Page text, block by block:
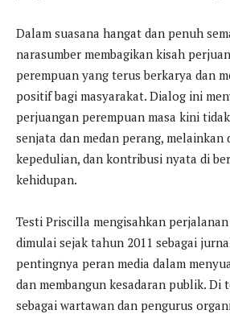
Dalam suasana hangat dan penuh
narasumber membagikan kisah
perempuan yang terus berkarya dan
positif bagi masyarakat. Dialog ini
perjuangan perempuan masa kini
senjata dan medan perang, melainkan
kepedulian, dan kontribusi nyata di
kehidupan.
Testi Priscilla mengisahkan
dimulai sejak tahun 2011 sebagai
pentingnya peran media dalam
dan membangun kesadaran publik. Di
sebagai wartawan dan pengurus